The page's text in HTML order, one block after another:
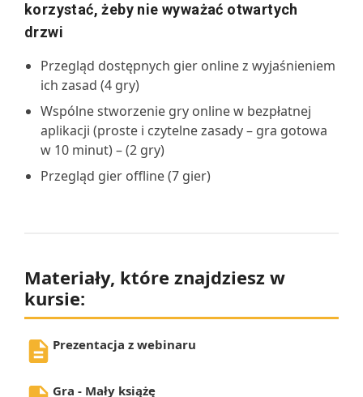
korzystać, żeby nie wyważać otwartych
drzwi
Przegląd dostępnych gier online z wyjaśnieniem
ich zasad (4 gry)
Wspólne stworzenie gry online w bezpłatnej
aplikacji (proste i czytelne zasady – gra gotowa
w 10 minut) – (2 gry)
Przegląd gier offline (7 gier)
Materiały, które znajdziesz w
kursie:
Prezentacja z webinaru
Gra - Mały książę